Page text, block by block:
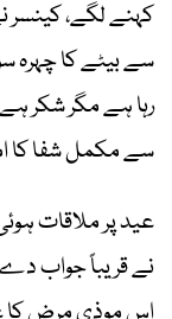
کہنے لگے، کینسر
سے بیٹے کا چہرہ
رہا ہے مگر شکر
سے مکمل شفا کا
عید پر ملاقات
نے قریباً جواب